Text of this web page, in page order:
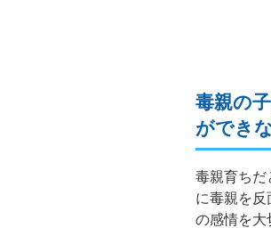
毒親の
ができ
毒親育ちだ
に毒親を
の感情を大